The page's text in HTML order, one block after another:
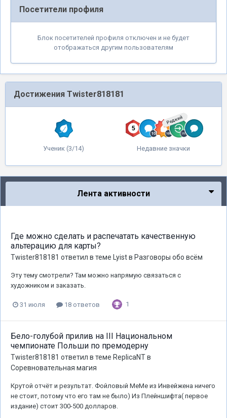
Посетители профиля
Блок посетителей профиля отключен и не будет
отображаться другим пользователям
Достижения Twister818181
Ученик (3/14)
Редкий
Недавние значки
Лента активности
Где можно сделать и распечатать качественную
альтерацию для карты?
Twister818181 ответил в теме Lyistв Разговоры обо всём
Эту тему смотрели? Там можно напрямую связаться с
художником и заказать.
31 июля 18 ответов 1
Бело-голубой прилив на III Национальном
чемпионате Польши по премодерну
Twister818181 ответил в теме ReplicaNTв
Соревновательная магия
Крутой отчёт и результат. Фойловый МеМе из Инвейжена ничего
не стоит, потому что его там не было) Из Плейншифта( первое
издание) стоит 300-500 долларов.